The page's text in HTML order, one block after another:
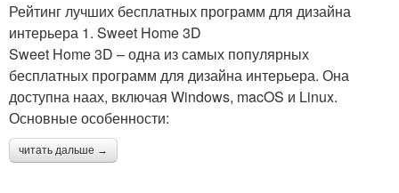
Рейтинг лучших бесплатных программ для дизайна
интерьера 1. Sweet Home 3D
Sweet Home 3D – одна из самых популярных
бесплатных программ для дизайна интерьера. Она
доступна наах, включая Windows, macOS и Linux.
Основные особенности:
читать дальше →